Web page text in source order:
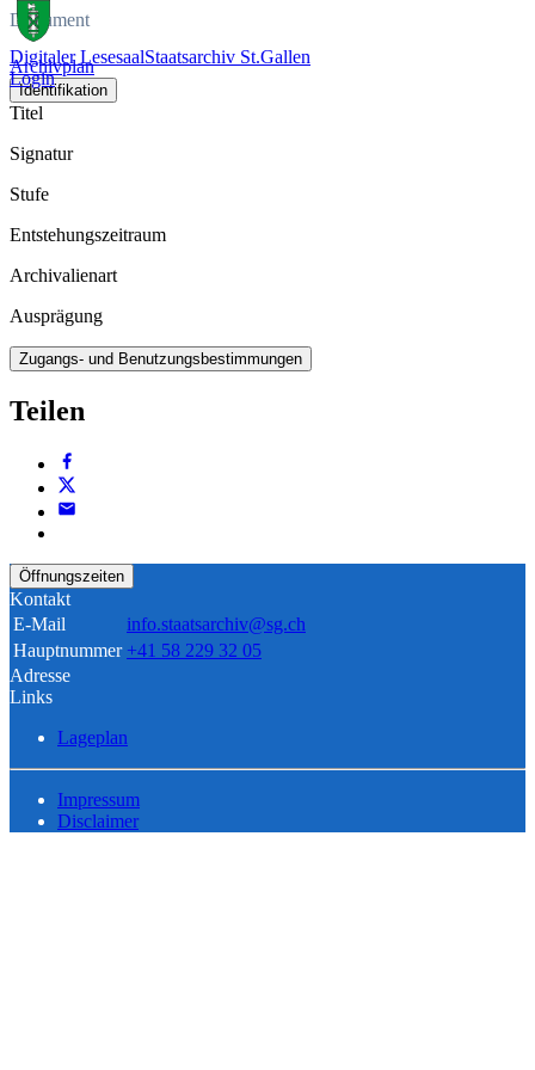
Digitaler LesesaalStaatsarchiv St.Gallen
Login
Dokument
Archivplan
Identifikation
Titel
Signatur
Stufe
Entstehungszeitraum
Archivalienart
Ausprägung
Zugangs- und Benutzungsbestimmungen
Teilen
Öffnungszeiten
Kontakt
E-Mail
info.staatsarchiv@sg.ch
Hauptnummer +41 58 229 32 05
Adresse
Links
Lageplan
Impressum
Disclaimer